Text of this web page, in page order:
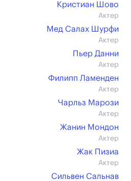
Кристиан Шово
Актер
Мед Салах Шурфи
Актер
Пьер Данни
Актер
Филипп Ламенден
Актер
Чарльз Марози
Актер
Жанин Мондон
Актер
Жак Пизиа
Актер
Сильвен Сальнав